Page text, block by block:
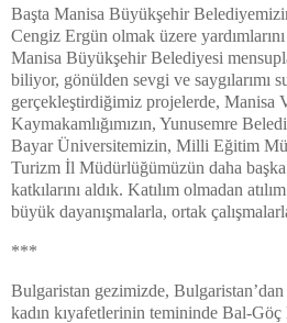
Başta Manisa Büyükşehir
Cengiz Ergün olmak üzere
Manisa Büyükşehir Belediyesi
biliyor, gönülden sevgi ve saygılarımı
gerçekleştirdiğimiz projelerde, Manisa
Kaymakamlığımızın, Yunusemre
Bayar Üniversitemizin, Milli Eğitim
Turizm İl Müdürlüğümüzün daha
katkılarını aldık. Katılım olmadan
büyük dayanışmalarla, ortak
***
Bulgaristan gezimizde,
kadın kıyafetlerinin temininde Bal-